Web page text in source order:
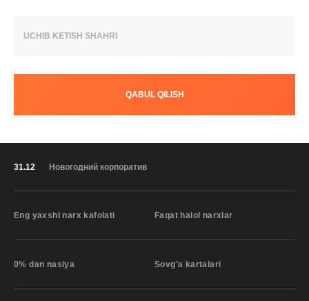
UCHIB KETISH SHAHRI
QABUL QILISH
31.12 Новогодний корпоратив
Eng yaxshi narx kafolati Faqat halol narxlar
0% dan nasiya Sovg'a kartalari